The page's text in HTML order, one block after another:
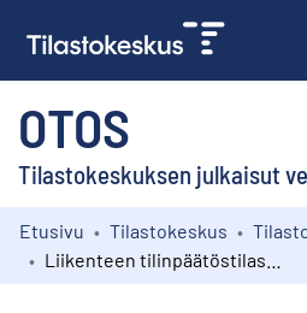
OTOS
Tilastokeskuksen julkaisut
Kokoelmat
Etusivu Tilastokeskus